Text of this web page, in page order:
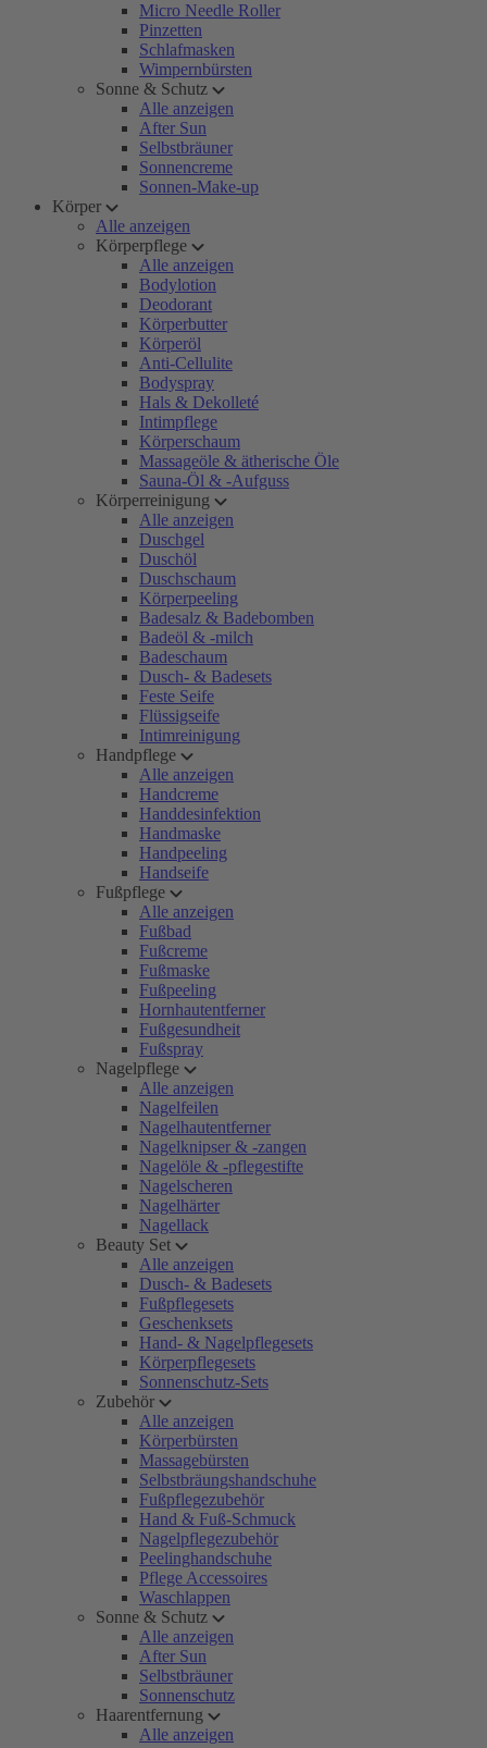
Micro Needle Roller
Pinzetten
Schlafmasken
Wimpernbürsten
Sonne & Schutz
Alle anzeigen
After Sun
Selbstbräuner
Sonnencreme
Sonnen-Make-up
Körper
Alle anzeigen
Körperpflege
Alle anzeigen
Bodylotion
Deodorant
Körperbutter
Körperöl
Anti-Cellulite
Bodyspray
Hals & Dekolleté
Intimpflege
Körperschaum
Massageöle & ätherische Öle
Sauna-Öl & -Aufguss
Körperreinigung
Alle anzeigen
Duschgel
Duschöl
Duschschaum
Körperpeeling
Badesalz & Badebomben
Badeöl & -milch
Badeschaum
Dusch- & Badesets
Feste Seife
Flüssigseife
Intimreinigung
Handpflege
Alle anzeigen
Handcreme
Handdesinfektion
Handmaske
Handpeeling
Handseife
Fußpflege
Alle anzeigen
Fußbad
Fußcreme
Fußmaske
Fußpeeling
Hornhautentferner
Fußgesundheit
Fußspray
Nagelpflege
Alle anzeigen
Nagelfeilen
Nagelhautentferner
Nagelknipser & -zangen
Nagelöle & -pflegestifte
Nagelscheren
Nagelhärter
Nagellack
Beauty Set
Alle anzeigen
Dusch- & Badesets
Fußpflegesets
Geschenksets
Hand- & Nagelpflegesets
Körperpflegesets
Sonnenschutz-Sets
Zubehör
Alle anzeigen
Körperbürsten
Massagebürsten
Selbstbräungshandschuhe
Fußpflegezubehör
Hand & Fuß-Schmuck
Nagelpflegezubehör
Peelinghandschuhe
Pflege Accessoires
Waschlappen
Sonne & Schutz
Alle anzeigen
After Sun
Selbstbräuner
Sonnenschutz
Haarentfernung
Alle anzeigen